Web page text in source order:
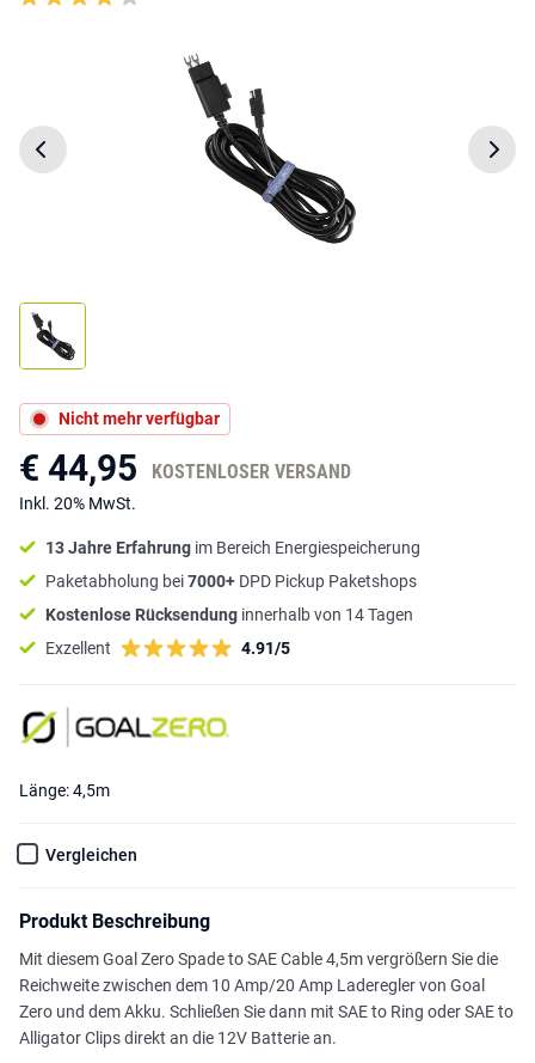
Nicht mehr verfügbar
€ 44,95 KOSTENLOSER VERSAND
Inkl. 20% MwSt.
13 Jahre Erfahrung im Bereich Energiespeicherung
Paketabholung bei7000+ DPD Pickup Paketshops
Kostenlose Rücksendung innerhalb von 14 Tagen
Exzellent
4.91/5
Länge: 4,5m
Vergleichen
Produkt Beschreibung
Mit diesem Goal Zero Spade to SAE Cable 4,5m vergrößern Sie die
Reichweite zwischen dem 10 Amp/20 Amp Laderegler von Goal
Zero und dem Akku. Schließen Sie dann mit SAE to Ring oder SAE to
Alligator Clips direkt an die 12V Batterie an.